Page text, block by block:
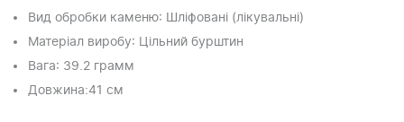
Вид обробки каменю: Шліфовані (лікувальні)
Матеріал виробу: Цільний бурштин
Вага: 39.2 грамм
Довжина:41 см